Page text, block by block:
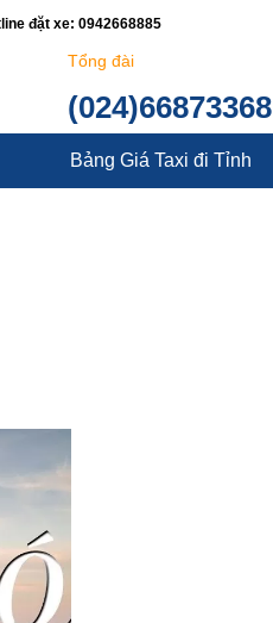
đặt xe: 0942668885
Tổng đài
(024)66873368
Bảng Giá Taxi đi Tỉnh